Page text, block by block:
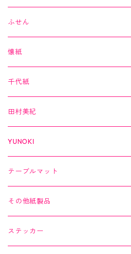
２巻セット
美MONDE
デコレーションテープ（クリアテープ）
田村美紀
クリアテープ
切子
螺鈿
日本の伝統美
スイーツカード
YUNOKI
田村美紀
ふせん
懐紙
Kimono美
美MONDE
乙女懐紙
Kaishi de saison
よもやまペーパー
縁起どうぶつ懐紙
千代紙
田村美紀
よもやまペーパー
マスキングテープ
マスキングシール
ちぎり絵カード
YUNOKI
マスキングテープ
メッセージカード
テーブルマット
その他紙製品
よもやまペーパー
ステッカー